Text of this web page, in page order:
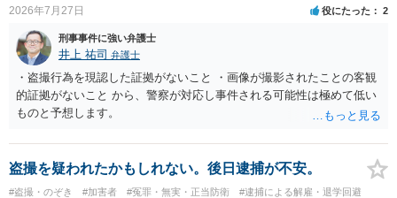
2026年7月27日 役にたった 2
刑事事件に強い弁護士
井上 祐司 弁護士
・盗撮行為を現認した証拠がないこと ・画像が撮影されたことの客観
的証拠がないこと から、警察が対応し事件される可能性は極めて低い
ものと予想します。
盗撮を疑われたかもしれない。後日逮捕が不安。
#盗撮・のぞき #加害者 #冤罪・無実・正当防衛
#逮捕による解雇・退学回避